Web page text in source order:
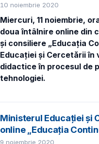
10 noiembrie 2020
Miercuri, 11 noiembrie,
doua întâlnire online din
și consiliere „Educația
Educației și Cercetării în
didactice în procesul de
tehnologiei.
Ministerul Educației și
online „Educația
9 noiembrie 2020